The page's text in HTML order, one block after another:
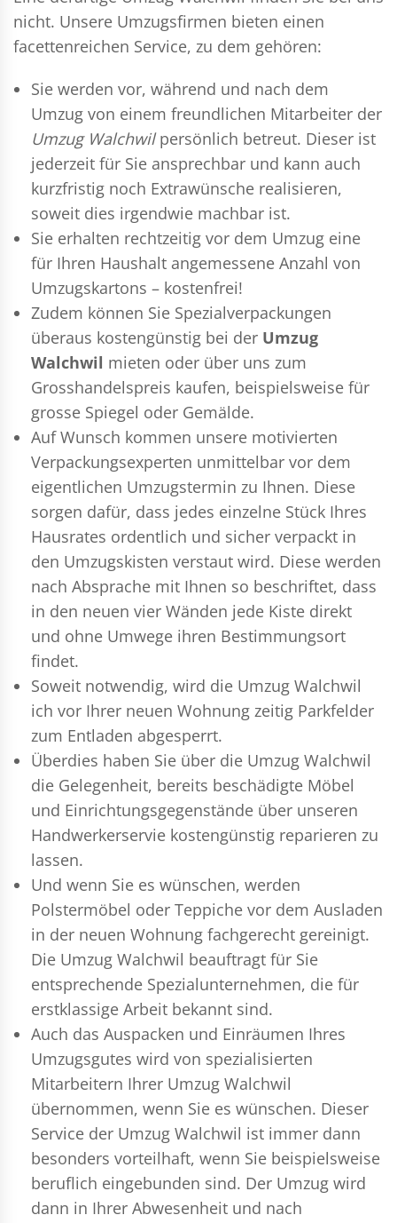
nicht. Unsere Umzugsfirmen bieten einen
facettenreichen Service, zu dem gehören:
Sie werden vor, während und nach dem
Umzug von einem freundlichen Mitarbeiter der
Umzug Walchwilpersönlich betreut. Dieser ist
jederzeit für Sie ansprechbar und kann auch
kurzfristig noch Extrawünsche realisieren,
soweit dies irgendwie machbar ist.
Sie erhalten rechtzeitig vor dem Umzug eine
für Ihren Haushalt angemessene Anzahl von
Umzugskartons – kostenfrei!
Zudem können Sie Spezialverpackungen
überaus kostengünstig bei der Umzug
Walchwil mieten oder über uns zum
Grosshandelspreis kaufen, beispielsweise für
grosse Spiegel oder Gemälde.
Auf Wunsch kommen unsere motivierten
Verpackungsexperten unmittelbar vor dem
eigentlichen Umzugstermin zu Ihnen. Diese
sorgen dafür, dass jedes einzelne Stück Ihres
Hausrates ordentlich und sicher verpackt in
den Umzugskisten verstaut wird. Diese werden
nach Absprache mit Ihnen so beschriftet, dass
in den neuen vier Wänden jede Kiste direkt
und ohne Umwege ihren Bestimmungsort
findet.
Soweit notwendig, wird die Umzug Walchwil
ich vor Ihrer neuen Wohnung zeitig Parkfelder
zum Entladen abgesperrt.
Überdies haben Sie über die Umzug Walchwil
die Gelegenheit, bereits beschädigte Möbel
und Einrichtungsgegenstände über unseren
Handwerkerservie kostengünstig reparieren zu
lassen.
Und wenn Sie es wünschen, werden
Polstermöbel oder Teppiche vor dem Ausladen
in der neuen Wohnung fachgerecht gereinigt.
Die Umzug Walchwil beauftragt für Sie
entsprechende Spezialunternehmen, die für
erstklassige Arbeit bekannt sind.
Auch das Auspacken und Einräumen Ihres
Umzugsgutes wird von spezialisierten
Mitarbeitern Ihrer Umzug Walchwil
übernommen, wenn Sie es wünschen. Dieser
Service der Umzug Walchwil ist immer dann
besonders vorteilhaft, wenn Sie beispielsweise
beruflich eingebunden sind. Der Umzug wird
dann in Ihrer Abwesenheit und nach